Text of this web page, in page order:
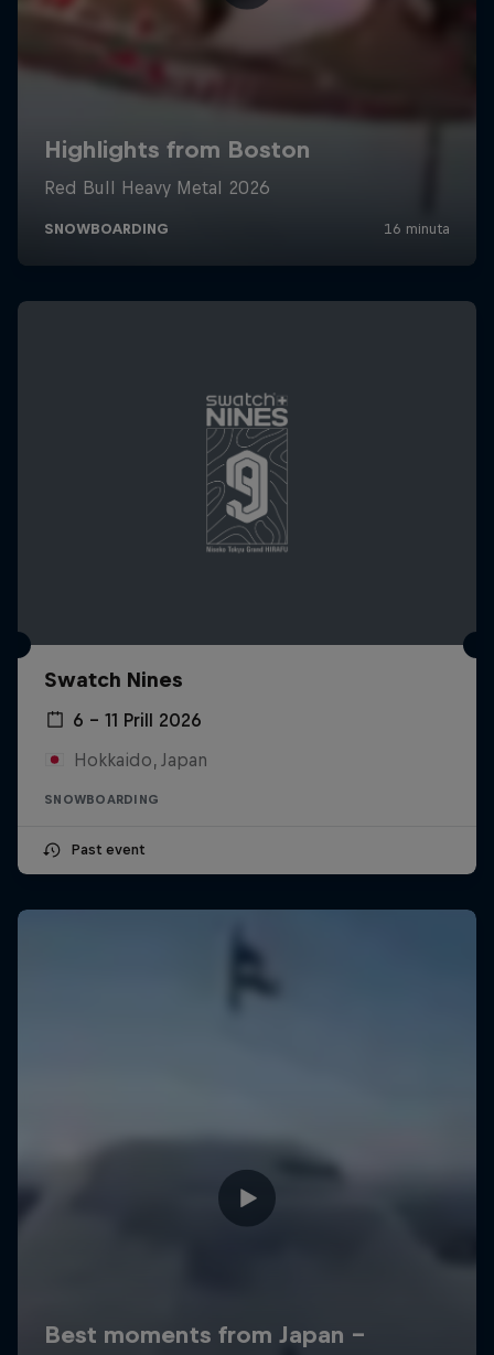
Swatch Nines
6 – 11 Prill 2026
Hokkaido, Japan
SNOWBOARDING
Past event